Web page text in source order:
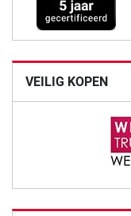
VEILIG KOPEN